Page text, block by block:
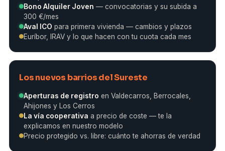
Bono Alquiler Joven — convocatorias y su subida a
300 €/mes
Aval ICO para primera vivienda — cambios y plazos
Euríbor, IRAV y lo que hacen con tu cuota cada mes
Los nuevos barrios del Sureste
Aperturas de registro en Valdecarros, Berrocales,
Ahijones y Los Cerros
La vía cooperativa a precio de coste — te la
explicamos ennuestro modelo
Precio protegido vs. libre: cuánto te ahorras de verdad